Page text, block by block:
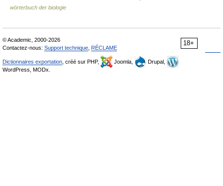
wörterbuch der biologie
18+
© Academic, 2000-2026
Contactez-nous: Support technique RÉCLAME
Dictionnaires exportation , créé sur PHP, Joomla,
Drupal,
WordPress, MODx.